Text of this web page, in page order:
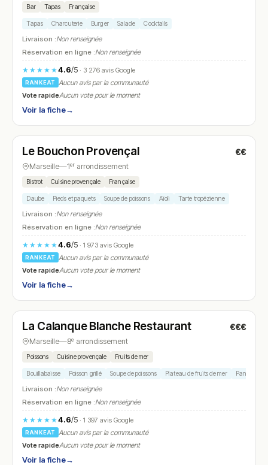
Bar Tapas Française
Tapas Charcuterie Burger Salade Cocktails
Livraison :Non renseignée
Réservation en ligne :Non renseignée
★★★★★4.6/5· 3 276 avis Google
RANKEAT
Aucun avis par la communauté
Vote rapideAucun vote pour le moment
Voir la fiche→
N° 22
Le Bouchon Provençal €€
Marseille—1ᵉʳ arrondissement
Bistrot Cuisine provençale Française
Daube Pieds et paquets Soupe de poissons Aïoli Tarte tropézienne
Livraison :Non renseignée
Réservation en ligne :Non renseignée
★★★★★4.6/5· 1 973 avis Google
RANKEAT
Aucun avis par la communauté
Vote rapideAucun vote pour le moment
Voir la fiche→
N° 23
La Calanque Blanche Restaurant €€€
Marseille—8ᵉ arrondissement
Poissons Cuisine provençale Fruits de mer
Bouillabaisse Poisson grillé Soupe de poissons Plateau de fruits de mer Panisses
Livraison :Non renseignée
Réservation en ligne :Non renseignée
★★★★★4.6/5· 1 397 avis Google
RANKEAT
Aucun avis par la communauté
Vote rapideAucun vote pour le moment
Voir la fiche→